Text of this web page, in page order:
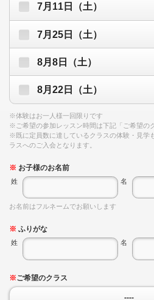
7月11日（土）
7月25日（土）
8月8日（土）
8月22日（土）
※体験はお一人様一回限りです
※ご希望の参加レッスン時間は下記「ご希望の
※既に定員数に達しているクラスの体験・見学
ラスへのご入会となります。
※ お子様のお名前
姓 名
お名前はフルネームでお願いします
※ ふりがな
姓 名
※ご希望のクラス
----